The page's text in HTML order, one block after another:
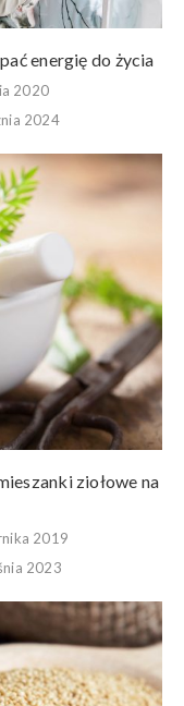
energię do życia
2020
2024
ziołowe na
2019
2023